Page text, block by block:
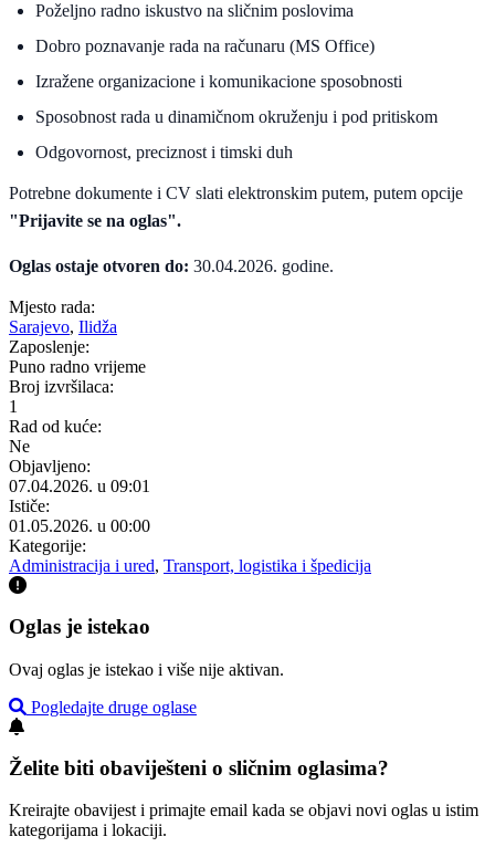
Poželjno radno iskustvo na sličnim poslovima
Dobro poznavanje rada na računaru (MS Office)
Izražene organizacione i komunikacione sposobnosti
Sposobnost rada u dinamičnom okruženju i pod pritiskom
Odgovornost, preciznost i timski duh
Potrebne dokumente i CV slati elektronskim putem, putem opcije
"Prijavite se na oglas".
Oglas ostaje otvoren do: 30.04.2026. godine.
Mjesto rada:
Sarajevo, Ilidža
Zaposlenje:
Puno radno vrijeme
Broj izvršilaca:
1
Rad od kuće:
Ne
Objavljeno:
07.04.2026. u 09:01
Ističe:
01.05.2026. u 00:00
Kategorije:
Administracija i ured, Transport, logistika i špedicija
Oglas je istekao
Ovaj oglas je istekao i više nije aktivan.
Pogledajte druge oglase
Želite biti obaviješteni o sličnim oglasima?
Kreirajte obavijest i primajte email kada se objavi novi oglas u istim
kategorijama i lokaciji.